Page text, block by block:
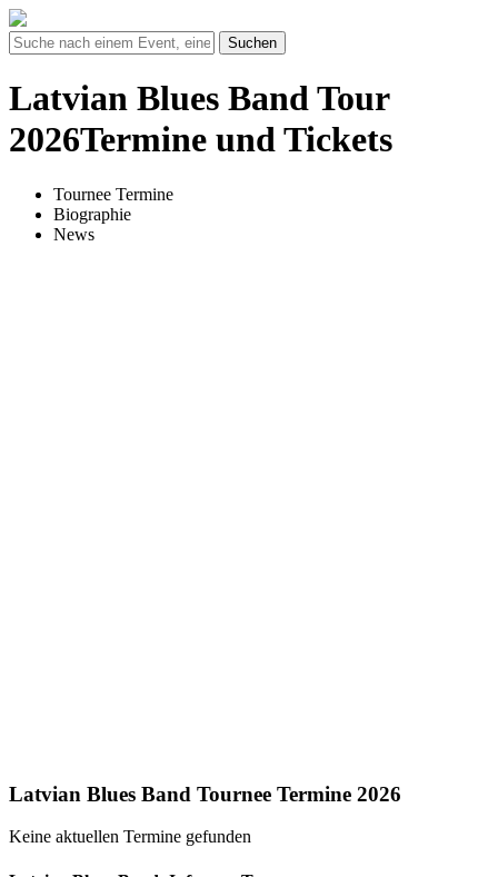
Suchen
Latvian Blues Band Tour
2026Termine und Tickets
Tournee Termine
Biographie
News
Latvian Blues Band Tournee Termine 2026
Keine aktuellen Termine gefunden